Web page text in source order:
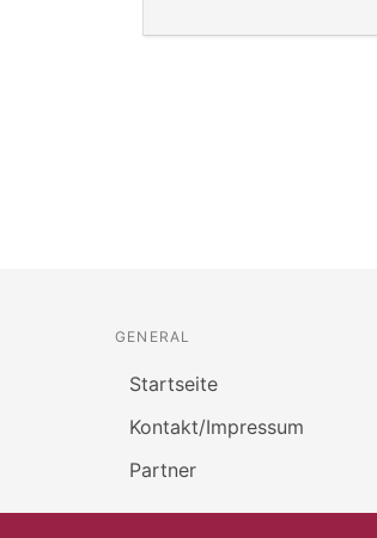
GENERAL
Startseite
Kontakt/Impressum
Partner